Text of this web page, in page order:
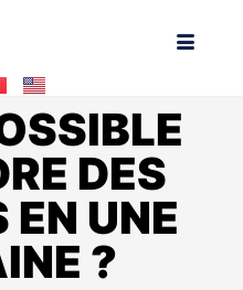
DES
EN UNE
?